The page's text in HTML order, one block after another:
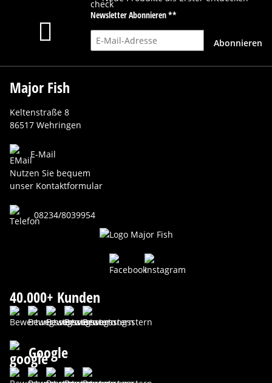
Newsletter Abonnieren **
E-Mail-Adresse
Abonnieren
Major Fish
Keltenstraße 8
86517 Wehringen
E-Mail
Nutzen Sie bequem
unser Kontaktformular
08234/8039954
40.000+ Kunden
Google